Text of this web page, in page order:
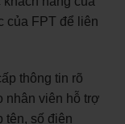
của FPT để liên
thông tin rõ
nhân viên hỗ trợ
tên, số điện